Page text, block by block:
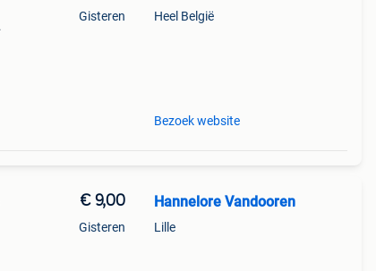
Gisteren Heel België
Bezoek website
€ 9,00
Gisteren
Hannelore Vandooren
Lille